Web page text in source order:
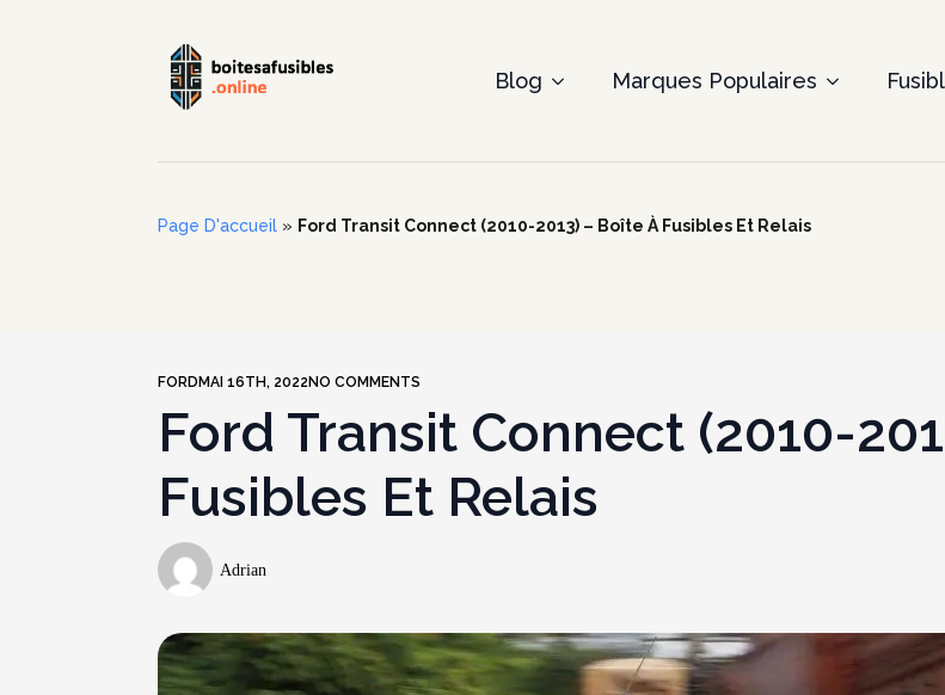
Blog Marques Populaires
Page D'accueil » Ford Transit Connect (2010-2013) – Boîte À Fusibles Et Relais
FORD MAI 16TH, 2022 NO COMMENTS
Ford Transit Connect (2010-
Fusibles Et Relais
Adrian